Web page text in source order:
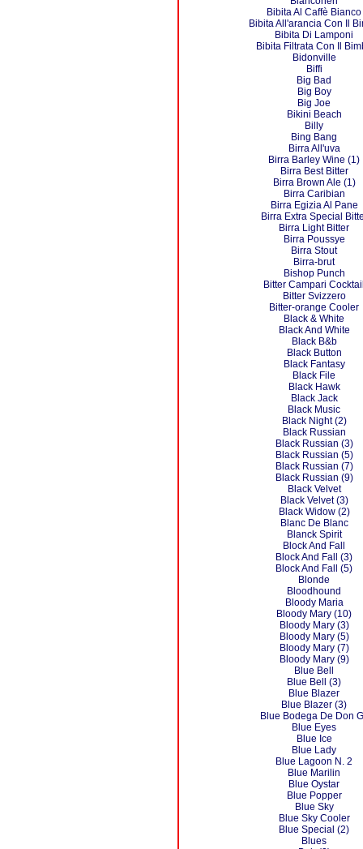
Bibita Al Caffè Bianco
Bibita All'arancia Con Il
Bibita Di Lamponi
Bibita Filtrata Con Il
Bidonville
Biffi
Big Bad
Big Boy
Big Joe
Bikini Beach
Billy
Bing Bang
Birra All'uva
Birra Barley Wine (1)
Birra Best Bitter
Birra Brown Ale (1)
Birra Caribian
Birra Egizia Al Pane
Birra Extra Special
Birra Light Bitter
Birra Poussye
Birra Stout
Birra-brut
Bishop Punch
Bitter Campari
Bitter Svizzero
Bitter-orange Cooler
Black & White
Black And White
Black B&b
Black Button
Black Fantasy
Black File
Black Hawk
Black Jack
Black Music
Black Night (2)
Black Russian
Black Russian (3)
Black Russian (5)
Black Russian (7)
Black Russian (9)
Black Velvet
Black Velvet (3)
Black Widow (2)
Blanc De Blanc
Blanck Spirit
Block And Fall
Block And Fall (3)
Block And Fall (5)
Blonde
Bloodhound
Bloody Maria
Bloody Mary (10)
Bloody Mary (3)
Bloody Mary (5)
Bloody Mary (7)
Bloody Mary (9)
Blue Bell
Blue Bell (3)
Blue Blazer
Blue Blazer (3)
Blue Bodega De Don
Blue Eyes
Blue Ice
Blue Lady
Blue Lagoon N. 2
Blue Marilin
Blue Oystar
Blue Popper
Blue Sky
Blue Sky Cooler
Blue Special (2)
Blues